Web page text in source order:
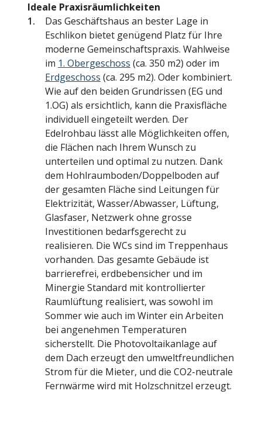
Ideale Praxisräumlichkeiten
Das Geschäftshaus an bester Lage in
Eschlikon bietet genügend Platz für Ihre
moderne Gemeinschaftspraxis. Wahlweise
im 1. Obergeschoss (ca. 350 m2) oder im
Erdgeschoss (ca. 295 m2). Oder kombiniert.
Wie auf den beiden Grundrissen (EG und
1.OG) als ersichtlich, kann die Praxisfläche
individuell eingeteilt werden. Der
Edelrohbau lässt alle Möglichkeiten offen,
die Flächen nach Ihrem Wunsch zu
unterteilen und optimal zu nutzen. Dank
dem Hohlraumboden/Doppelboden auf
der gesamten Fläche sind Leitungen für
Elektrizität, Wasser/Abwasser, Lüftung,
Glasfaser, Netzwerk ohne grosse
Investitionen bedarfsgerecht zu
realisieren. Die WCs sind im Treppenhaus
vorhanden. Das gesamte Gebäude ist
barrierefrei, erdbebensicher und im
Minergie Standard mit kontrollierter
Raumlüftung realisiert, was sowohl im
Sommer wie auch im Winter ein Arbeiten
bei angenehmen Temperaturen
sicherstellt. Die Photovoltaikanlage auf
dem Dach erzeugt den umweltfreundlichen
Strom für die Mieter, und die CO2-neutrale
Fernwärme wird mit Holzschnitzel erzeugt.